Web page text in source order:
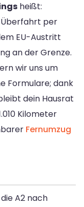
heißt:
per
EU-Austritt
an der Grenze.
wir uns um
Formulare; dank
dein Hausrat
Kilometer
Fernumzug
A2 nach